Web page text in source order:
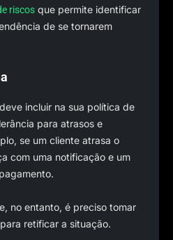
riscos que permite identificar
de se tornarem
incluir na sua política de
para atrasos e
se um cliente atrasa o
com uma notificação e um
no entanto, é preciso tomar
retificar a situação.